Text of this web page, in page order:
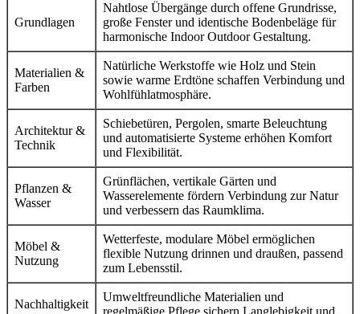
Grundlagen
Nahtlose Übergänge durch offene Grundrisse,
große Fenster und identische Bodenbeläge für
harmonische Indoor Outdoor Gestaltung.
Materialien &
Farben
Natürliche Werkstoffe wie Holz und Stein
sowie warme Erdtöne schaffen Verbindung und
Wohlfühlatmosphäre.
Architektur &
Technik
Schiebetüren, Pergolen, smarte Beleuchtung
und automatisierte Systeme erhöhen Komfort
und Flexibilität.
Pflanzen &
Wasser
Grünflächen, vertikale Gärten und
Wasserelemente fördern Verbindung zur Natur
und verbessern das Raumklima.
Möbel &
Nutzung
Wetterfeste, modulare Möbel ermöglichen
flexible Nutzung drinnen und draußen, passend
zum Lebensstil.
Nachhaltigkeit
Umweltfreundliche Materialien und